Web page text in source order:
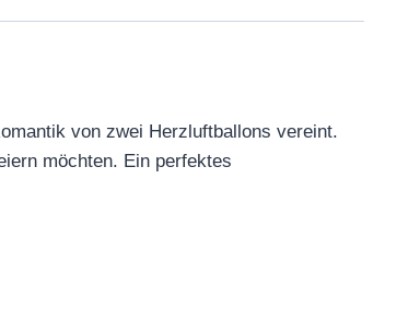
von zwei Herzluftballons vereint.
möchten. Ein perfektes